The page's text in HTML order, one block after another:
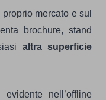
mercato e sul
brochure, stand
altra superficie
nell’offline